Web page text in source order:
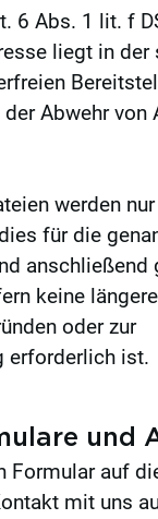
6 Abs. 1 lit. f
liegt in der
Abwehr von
werden
für die
anschließend
keine
oder zur
erforderlich ist.
und
Formular auf
mit uns